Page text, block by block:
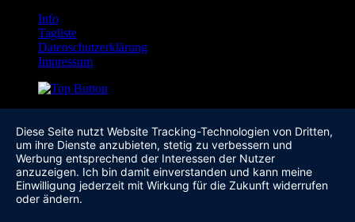
Info
Tagliste
Datenschutzerklärung
Impressum
Diese Seite nutzt Website Tracking-Technologien von Dritten,
um ihre Dienste anzubieten, stetig zu verbessern und
Werbung entsprechend der Interessen der Nutzer
anzuzeigen. Ich bin damit einverstanden und kann meine
Einwilligung jederzeit mit Wirkung für die Zukunft widerrufen
oder ändern.